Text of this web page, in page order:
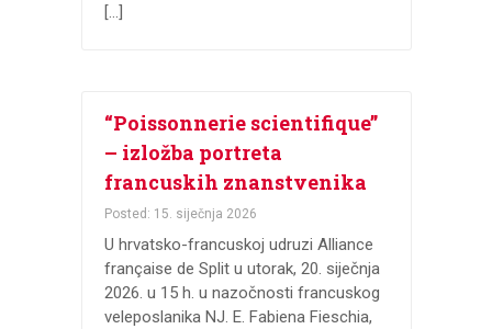
[…]
“Poissonnerie scientifique”
– izložba portreta
francuskih znanstvenika
Posted: 15. siječnja 2026
U hrvatsko-francuskoj udruzi Alliance
française de Split u utorak, 20. siječnja
2026. u 15 h. u nazočnosti francuskog
veleposlanika NJ. E. Fabiena Fieschia,